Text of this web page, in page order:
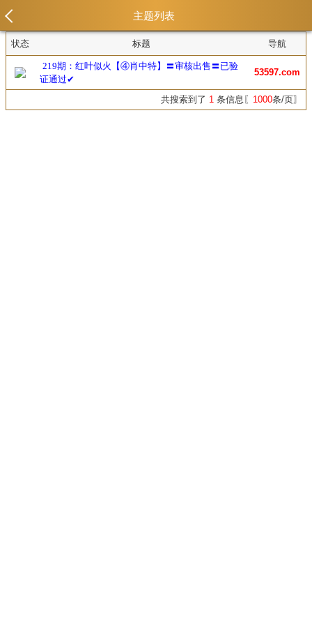
主题列表
状态 标题 导航
219期：红叶似火【④肖中特】〓审核出售〓已验
证通过✔
53597.com
共搜索到了 1 条信息〖 1000条/页〗